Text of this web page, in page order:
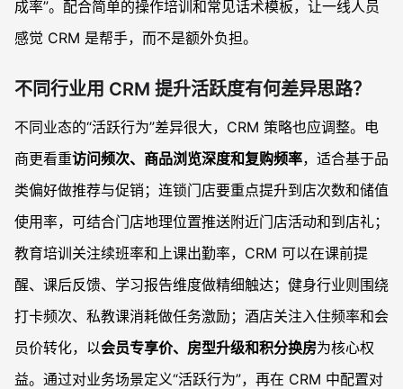
成率”。配合简单的操作培训和常见话术模板，让一线人员
感觉 CRM 是帮手，而不是额外负担。
不同行业用 CRM 提升活跃度有何差异思路？
不同业态的“活跃行为”差异很大，CRM 策略也应调整。电
商更看重访问频次、商品浏览深度和复购频率，适合基于品
类偏好做推荐与促销；连锁门店要重点提升到店次数和储值
使用率，可结合门店地理位置推送附近门店活动和到店礼；
教育培训关注续班率和上课出勤率，CRM 可以在课前提
醒、课后反馈、学习报告维度做精细触达；健身行业则围绕
打卡频次、私教课消耗做任务激励；酒店关注入住频率和会
员价转化，以会员专享价、房型升级和积分换房为核心权
益。通过对业务场景定义“活跃行为”，再在 CRM 中配置对